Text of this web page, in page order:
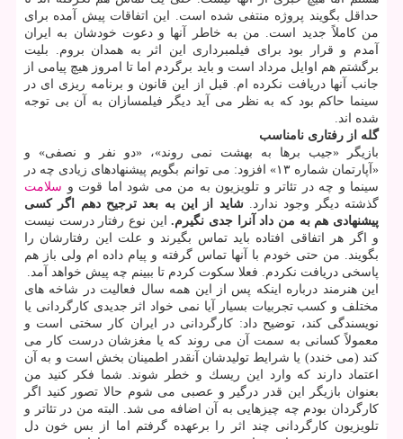
حداقل بگویند پروژه منتفی شده است. این اتفاقات پیش آمده برای
من كاملاً جدید است. من به خاطر آنها و دعوت خودشان به ایران
آمدم و قرار بود برای فیلمبرداری این اثر به همدان بروم. بلیت
برگشتم هم اوایل مرداد است و باید برگردم اما تا امروز هیچ پیامی از
جانب آنها دریافت نكرده ام. قبل از این قانون و برنامه ریزی ای در
سینما حاكم بود كه به نظر می آید دیگر فیلمسازان به آن بی توجه
شده اند.
گله از رفتاری نامناسب
بازیگر «جیب برها به بهشت نمی روند»، «دو نفر و نصفی» و
«آپارتمان شماره ۱۳» افزود: می توانم بگویم پیشنهادهای زیادی چه در
سینما و چه در تئاتر و تلویزیون به من می شود اما قوت و سلامت
گذشته دیگر وجود ندارد. شاید از این به بعد ترجیح دهم اگر كسی
پیشنهادی هم به من داد آنرا جدی نگیرم. این نوع رفتار درست نیست
و اگر هر اتفاقی افتاده باید تماس بگیرند و علت این رفتارشان را
بگویند. من حتی خودم با آنها تماس گرفته و پیام داده ام ولی باز هم
پاسخی دریافت نكردم. فعلا سكوت كردم تا ببینم چه پیش خواهد آمد.
این هنرمند درباره اینكه پس از این همه سال فعالیت در شاخه های
مختلف و كسب تجربیات بسیار آیا نمی خواد اثر جدیدی كارگردانی یا
نویسندگی كند، توضیح داد: كارگردانی در ایران كار سختی است و
معمولاً كسانی به سمت آن می روند كه یا مغزشان درست كار می
كند (می خندد) یا شرایط تولیدشان آنقدر اطمینان بخش است و به آن
اعتماد دارند كه وارد این ریسك و خطر شوند. شما فكر كنید من
بعنوان بازیگر این قدر درگیر و عصبی می شوم حالا تصور كنید اگر
كارگردان بودم چه چیزهایی به آن اضافه می شد. البته من در تئاتر و
تلویزیون كارگردانی چند اثر را برعهده گرفتم اما از بس خون دل